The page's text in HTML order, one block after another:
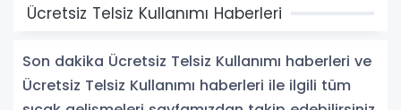
Ücretsiz Telsiz Kullanımı Haberleri
Son dakika Ücretsiz Telsiz Kullanımı haberleri ve
Ücretsiz Telsiz Kullanımı haberleri ile ilgili tüm